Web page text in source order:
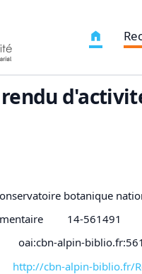
botanique
14-561491
oai:cbn-alpin-
http://cbn-alpin-biblio.fr/